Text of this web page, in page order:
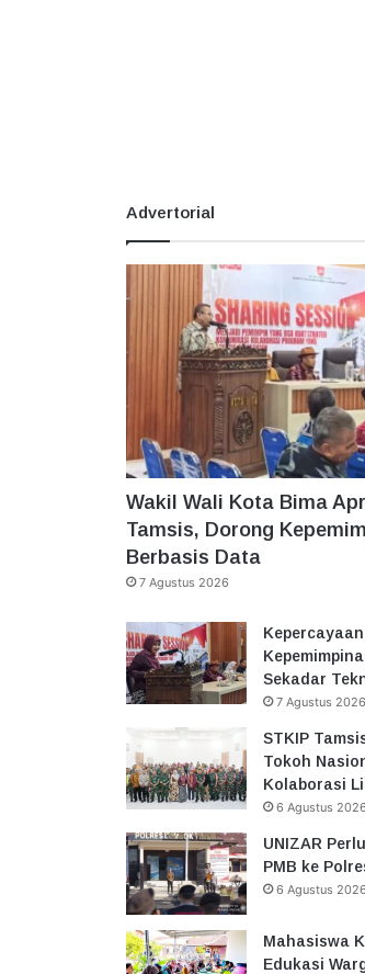
Advertorial
Wakil Wali Kota Bima
Tamsis, Dorong
Berbasis Data
7 Agustus 2026
Sekadar
7 Agustus 2026
STKIP
Tokoh
Kolaborasi
6 Agustus 2026
UNIZAR
PMB ke
6 Agustus 2026
Mahasiswa
Edukasi